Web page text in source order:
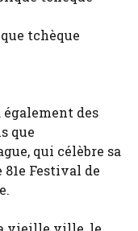
tchèque
également des
que
qui célèbre sa
Festival de